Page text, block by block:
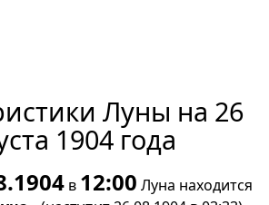
Луны на 26
1904 года
в 12:00 Луна находится